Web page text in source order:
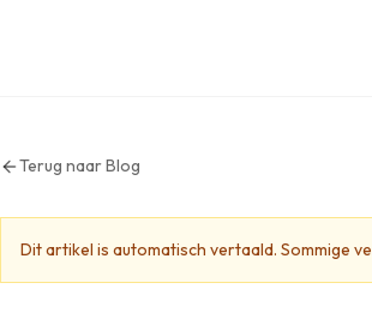
Terug naar Blog
Dit artikel is automatisch vertaald. Sommige